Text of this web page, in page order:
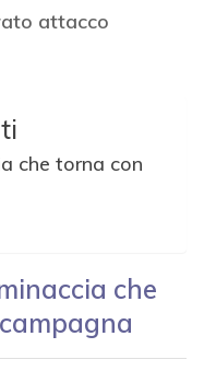
attacco
che torna con
che